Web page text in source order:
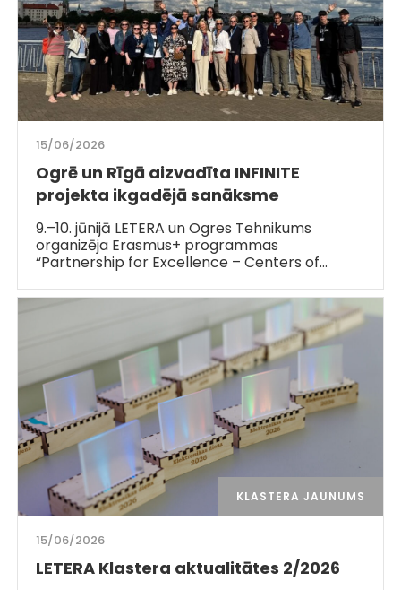
15/06/2026
Ogrē un Rīgā aizvadīta INFINITE
projekta ikgadējā sanāksme
9.–10. jūnijā LETERA un Ogres Tehnikums
organizēja Erasmus+ programmas
“Partnership for Excellence – Centers of…
KLASTERA JAUNUMS
15/06/2026
LETERA Klastera aktualitātes 2/2026